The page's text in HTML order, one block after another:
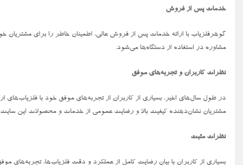
خدمات پس از فروش
گوهرفلزیاب با ارائه خدمات پس از فروش عالی، اطمینان خاطر را برای مشتریان
مشاوره در استفاده از دستگاه‌ها می‌شود.
نظرات کاربران و تجربه‌های موفق
در طول سال‌های اخیر، بسیاری از کاربران از تجربه‌های موفق خود با
مشتریان نشان‌دهنده کیفیت بالا و رضایت عمومی از خدمات و محصولات این
نظرات مثبت
بسیاری از کاربران با بیان رضایت کامل از عملکرد و دقت فلزیاب‌ها، تجربه‌های